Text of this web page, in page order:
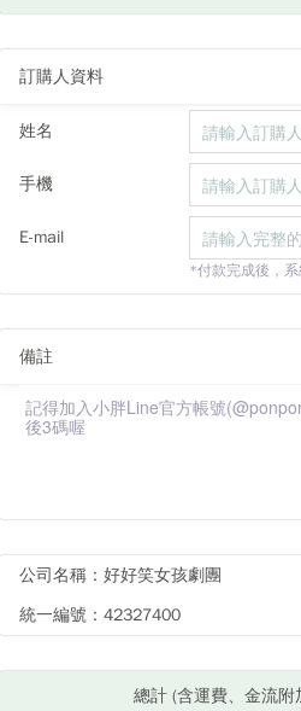
訂購人資料
姓名
手機
E-mail
*付款完成後，
備註
公司名稱：好好笑女孩劇團
統一編號：42327400
總計 (含運費、金流附